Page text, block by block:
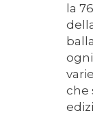
la
che